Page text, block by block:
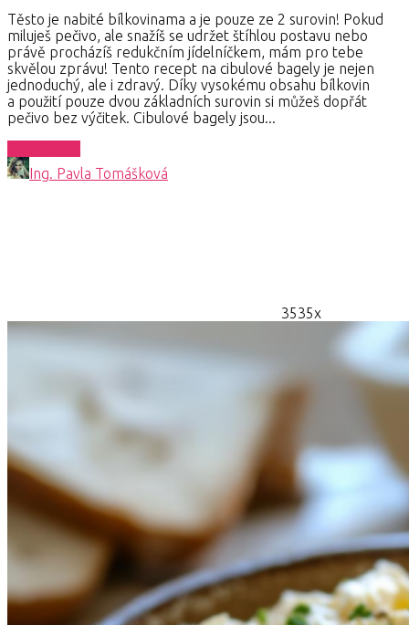
Těsto je nabité bílkovinama a je pouze ze 2 surovin! Pokud
miluješ pečivo, ale snažíš se udržet štíhlou postavu nebo
právě procházíš redukčním jídelníčkem, mám pro tebe
skvělou zprávu! Tento recept na cibulové bagely je nejen
jednoduchý, ale i zdravý. Díky vysokému obsahu bílkovin
a použití pouze dvou základních surovin si můžeš dopřát
pečivo bez výčitek. Cibulové bagely jsou...
Ing. Pavla Tomášková
3535x